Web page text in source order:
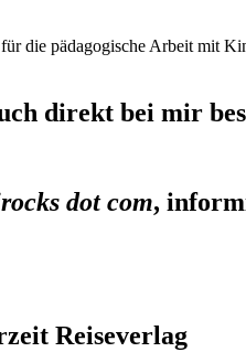
für die pädagogische Arbeit mit
direkt bei mir
dot com,
Reiseverlag